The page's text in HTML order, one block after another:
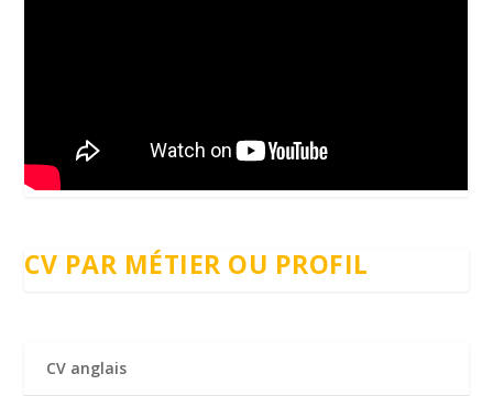
CV PAR MÉTIER OU PROFIL
CV anglais